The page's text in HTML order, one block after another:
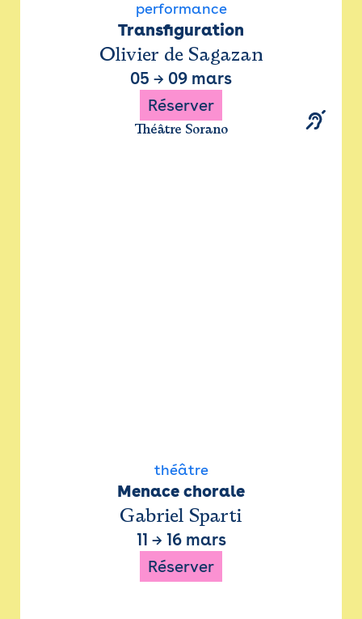
performance
Transfiguration
Olivier de Sagazan
05 → 09 mars
Réserver
Théâtre Sorano
théâtre
Menace chorale
Gabriel Sparti
11 → 16 mars
Réserver